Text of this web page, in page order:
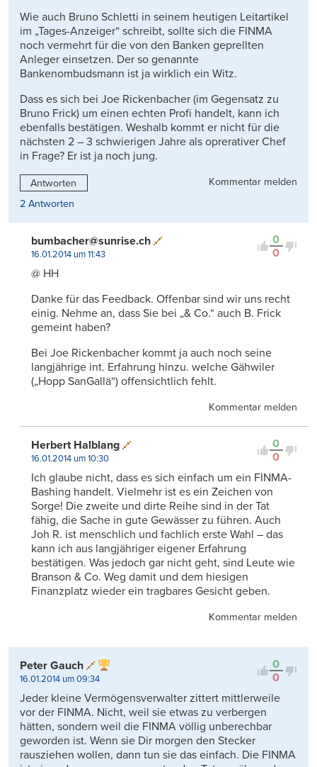
Wie auch Bruno Schletti in seinem heutigen Leitartikel
im „Tages-Anzeiger“ schreibt, sollte sich die FINMA
noch vermehrt für die von den Banken geprellten
Anleger einsetzen. Der so genannte
Bankenombudsmann ist ja wirklich ein Witz.
Dass es sich bei Joe Rickenbacher (im Gegensatz zu
Bruno Frick) um einen echten Profi handelt, kann ich
ebenfalls bestätigen. Weshalb kommt er nicht für die
nächsten 2 – 3 schwierigen Jahre als oprerativer Chef
in Frage? Er ist ja noch jung.
Antworten
Kommentar melden
2 Antworten
0
0
bumbacher@sunrise.ch
16.01.2014 um 11:43
@ HH
Danke für das Feedback. Offenbar sind wir uns recht
einig. Nehme an, dass Sie bei „& Co.“ auch B. Frick
gemeint haben?
Bei Joe Rickenbacher kommt ja auch noch seine
langjährige int. Erfahrung hinzu. welche Gähwiler
(„Hopp SanGallä“) offensichtlich fehlt.
Kommentar melden
0
0
Herbert Halblang
16.01.2014 um 10:30
Ich glaube nicht, dass es sich einfach um ein FINMA-
Bashing handelt. Vielmehr ist es ein Zeichen von
Sorge! Die zweite und dirte Reihe sind in der Tat
fähig, die Sache in gute Gewässer zu führen. Auch
Joh R. ist menschlich und fachlich erste Wahl – das
kann ich aus langjähriger eigener Erfahrung
bestätigen. Was jedoch gar nicht geht, sind Leute wie
Branson & Co. Weg damit und dem hiesigen
Finanzplatz wieder ein tragbares Gesicht geben.
Kommentar melden
0
0
Peter Gauch
16.01.2014 um 09:34
Jeder kleine Vermögensverwalter zittert mittlerweile
vor der FINMA. Nicht, weil sie etwas zu verbergen
hätten, sondern weil die FINMA völlig unberechbar
geworden ist. Wenn sie Dir morgen den Stecker
rausziehen wollen, dann tun sie das einfach. Die FINMA